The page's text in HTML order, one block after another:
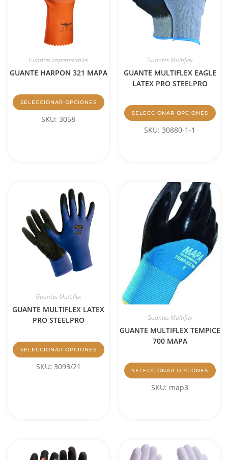
Guantes Impermeables
GUANTE HARPON 321 MAPA
SELECCIONAR OPCIONES
SKU: 3058
Guantes Multiflex
GUANTE MULTIFLEX EAGLE
LATEX PRO STEELPRO
SELECCIONAR OPCIONES
SKU: 30880-1-1
Guantes Multiflex
GUANTE MULTIFLEX LATEX
PRO STEELPRO
SELECCIONAR OPCIONES
SKU: 3093/21
Guantes Multiflex
GUANTE MULTIFLEX TEMPICE
700 MAPA
SELECCIONAR OPCIONES
SKU: map3